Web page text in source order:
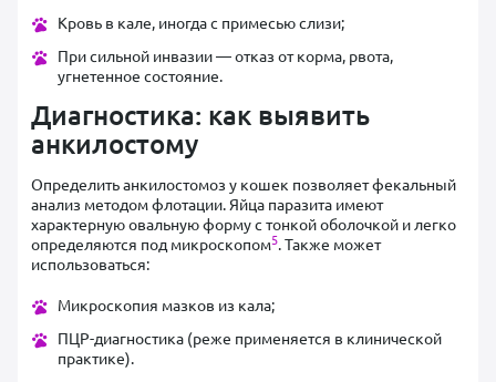
Кровь в кале, иногда с примесью слизи;
При сильной инвазии — отказ от корма, рвота,
угнетенное состояние.
Диагностика: как выявить
анкилостому
Определить анкилостомоз у кошек позволяет фекальный
анализ методом флотации. Яйца паразита имеют
характерную овальную форму с тонкой оболочкой и легко
определяются под микроскопом5. Также может
использоваться:
Микроскопия мазков из кала;
ПЦР-диагностика (реже применяется в клинической
практике).